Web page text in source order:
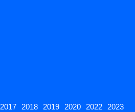
2017 2018 2019 2020 2022
2023